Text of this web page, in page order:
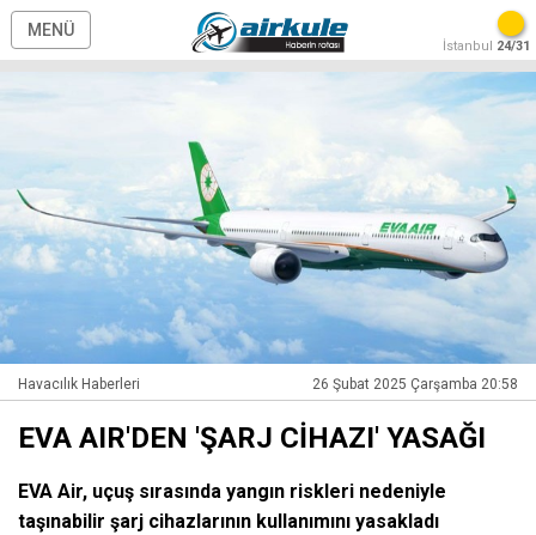
MENÜ
İstanbul 24/31
Havacılık Haberleri 26 Şubat 2025 Çarşamba 20:58
EVA AIR'DEN 'ŞARJ CİHAZI' YASAĞI
EVA Air, uçuş sırasında yangın riskleri nedeniyle
taşınabilir şarj cihazlarının kullanımını yasakladı